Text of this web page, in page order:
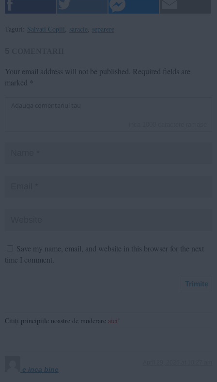
Taguri: Salvati Copiii saracie separere
Your email address will not be published. Required fields are
marked *
Save my name, email, and website in this browser for the next
time I comment.
Citiți principiile noastre de moderare aici !
e inca bine